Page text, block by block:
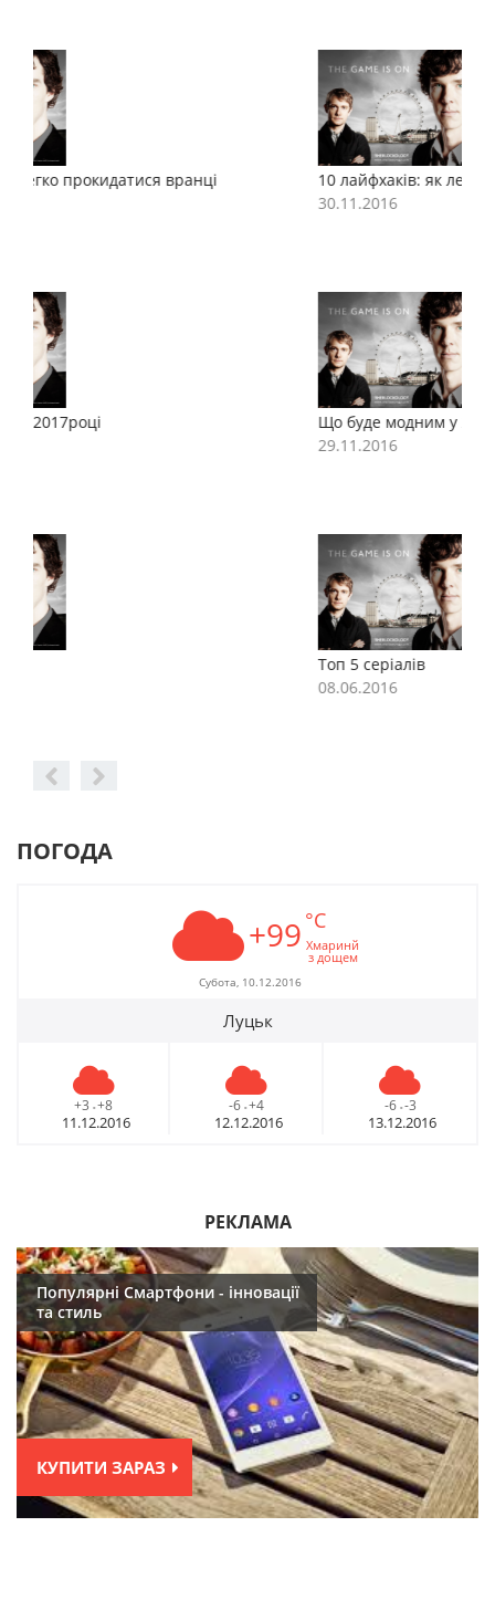
10 лайфхаків: як легко прокидатися вранці
Що буде модним у 2017році
ПОГОДА
+99 °C
Хмаринй
з дощем
Субота, 10.12.2016
Луцьк
+3 - +8
11.12.2016
-6 - +4
12.12.2016
-6 - -3
13.12.2016
РЕКЛАМА
Популярні Смартфони - інновації
та стиль
КУПИТИ ЗАРАЗ